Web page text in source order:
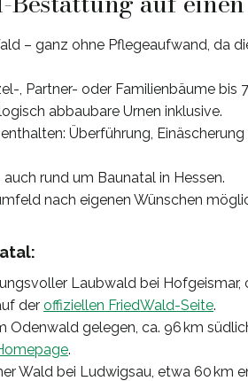
– ganz ohne Pflegeaufwand, da
, Partner- oder Familienbäume bis
abbaubare Urnen inklusive.
Überführung,
auch rund um Baunatal in Hessen.
nach eigenen Wünschen
Laubwald bei Hofgeismar,
der offiziellen FriedWald-Seite.
Odenwald gelegen, ca. 96 km
.
Wald bei Ludwigsau, etwa 60 km